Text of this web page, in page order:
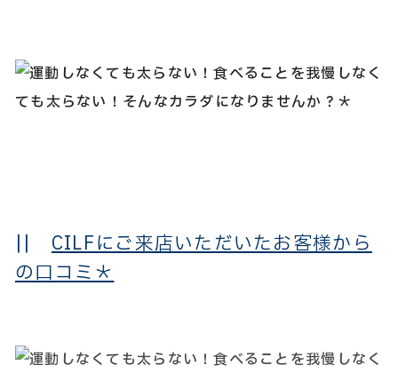
|| CILFにご来店いただいたお客様から
の口コミ＊